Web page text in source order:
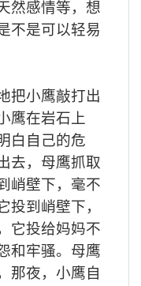
然感情等，想
不是可以轻易
把小鹰敲打出
鹰在岩石上
白自己的危
去， 母鹰抓取
峭壁下，毫不
投到峭壁下，
它投给妈妈不
和牢骚。母鹰
那夜，小鹰自